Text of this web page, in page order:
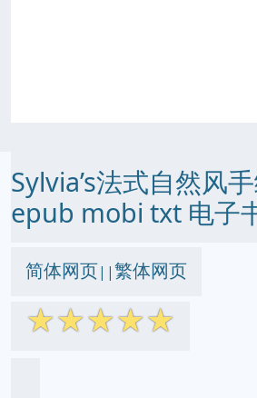
Sylvia’s法式自然风
epub mobi txt 电子
简体网页||繁体网页
☆☆☆☆☆